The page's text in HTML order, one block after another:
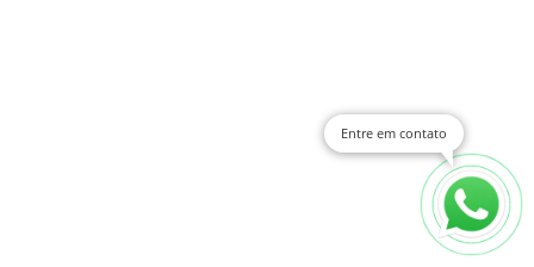
Entre em contato